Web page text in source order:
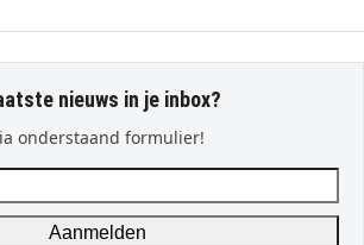
nieuws in je inbox?
onderstaand formulier!
Aanmelden